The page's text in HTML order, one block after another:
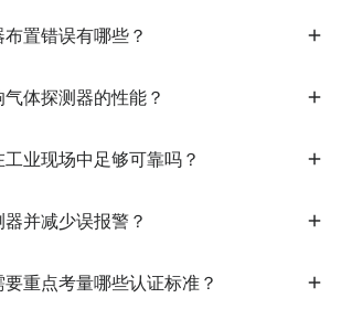
置错误有哪些？
体探测器的性能？
业现场中足够可靠吗？
并减少误报警？
重点考量哪些认证标准？